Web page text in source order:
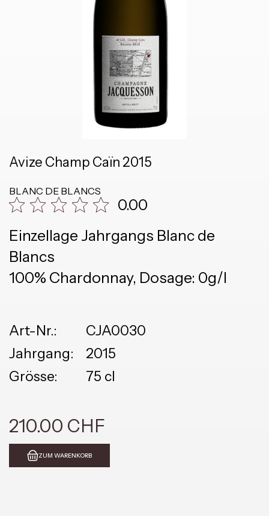
Avize Champ Caïn 2015
BLANC DE BLANCS
0.00
Einzellage Jahrgangs Blanc de
Blancs
100% Chardonnay, Dosage: 0g/l
Art-Nr.:
CJA0030
Jahrgang:
2015
Grösse:
75 cl
210.00 CHF
ZUM WARENKORB